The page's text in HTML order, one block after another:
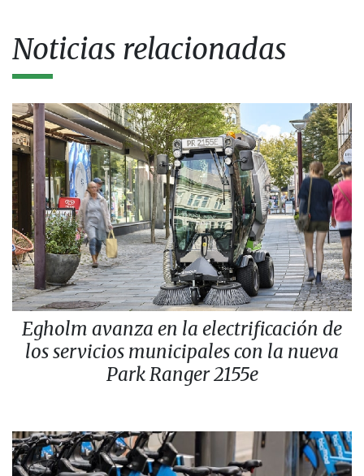
Noticias relacionadas
Egholm avanza en la electrificación de
los servicios municipales con la nueva
Park Ranger 2155e